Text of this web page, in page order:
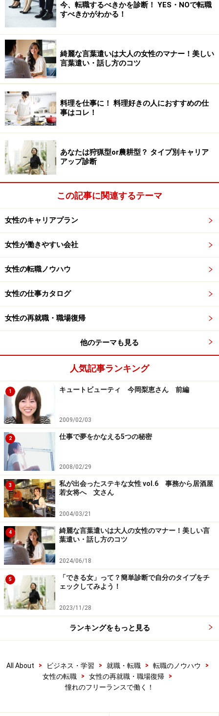
今、転職するべきかを診断！ YES・NOで転職
すべきかがわかる！
綺麗な言葉遣いは大人の女性のマナー！美しい
言葉遣い・話し方のコツ
料理を仕事に！ 料理好きの人におすすめの仕
事はコレ！
あなたは狩猟型or農耕型？ タイプ別キャリア
アップ診断
この記事に関連するテーマ
女性のキャリアプラン
女性が働きやすい会社
女性の転職ノウハウ
女性の仕事カタログ
女性の再就職・職場復帰
他のテーマも見る
人気記事ランキング
1 キュートビューティ 今岡梨恵さん 前編
2009/02/03
2 仕事で夢をかなえる5つの秘密
2008/02/29
3
私が出会ったステキな女性 vol.6 事務から居酒屋
若女将へ 文さん
2004/03/21
4
綺麗な言葉遣いは大人の女性のマナー！美しい言
葉遣い・話し方のコツ
2024/06/18
5
「できる女」って？簡単診断で自分のタイプをチ
ェックしてみよう！
2023/11/28
ランキングをもっと見る
All About > ビジネス・学習 > 就職・転職 > 転職のノウハウ
>
女性の転職
> 女性の再就職・職場復帰
>
憧れのフリーランスで働く！